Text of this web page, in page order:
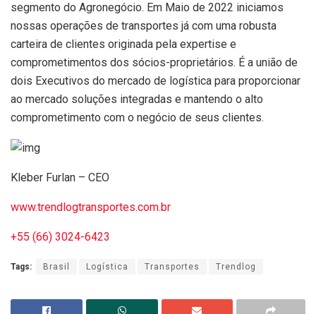
segmento do Agronegócio. Em Maio de 2022 iniciamos
nossas operações de transportes já com uma robusta
carteira de clientes originada pela expertise e
comprometimentos dos sócios-proprietários. É a união de
dois Executivos do mercado de logística para proporcionar
ao mercado soluções integradas e mantendo o alto
comprometimento com o negócio de seus clientes.
Kleber Furlan – CEO
www.trendlogtransportes.com.br
+55 (66) 3024-6423
Tags: Brasil Logística Transportes Trendlog